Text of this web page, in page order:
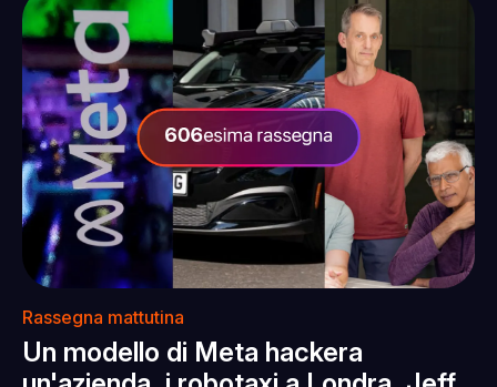
Rassegna mattutina
Un modello di Meta hackera